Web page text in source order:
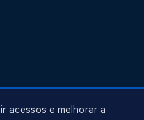
acessos e melhorar a